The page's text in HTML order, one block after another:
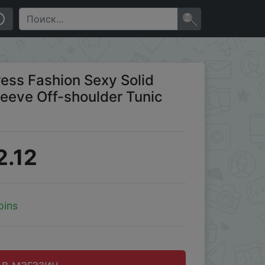
Brown/White
Fashion Sexy Solid
Off-shoulder Tunic